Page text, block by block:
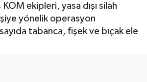
ekipleri, yasa dışı silah
yönelik operasyon
tabanca, fişek ve bıçak ele
Durumu ve Fikstür